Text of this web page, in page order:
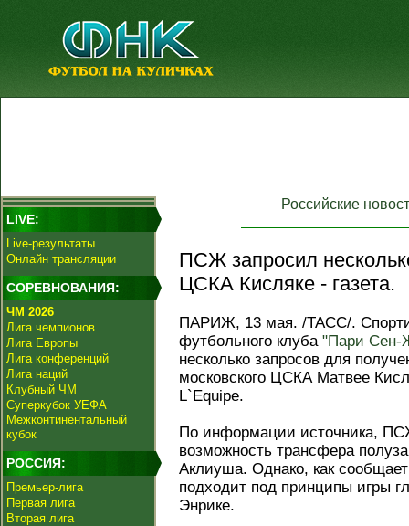
LIVE:
Live-результаты
Онлайн трансляции
СОРЕВНОВАНИЯ:
ЧМ 2026
Лига чемпионов
Лига Европы
Лига конференций
Лига наций
Клубный ЧМ
Суперкубок УЕФА
Межконтинентальный
кубок
РОССИЯ:
Премьер-лига
Первая лига
Вторая лига
Российские
ПСЖ запросил
ЦСКА Кисляке - газета.
ПАРИЖ, 13 мая. /ТАСС/.
футбольного клуба "Пари Сен-
несколько запросов для
московского ЦСКА Матвее
L`Equipe.
По информации источника,
возможность трансфера
Аклиуша. Однако, как
подходит под принципы игры
Энрике.